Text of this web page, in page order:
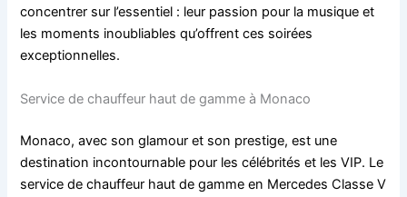
concentrer sur l’essentiel : leur passion pour la musique et
les moments inoubliables qu’offrent ces soirées
exceptionnelles.
Service de chauffeur haut de gamme à Monaco
Monaco, avec son glamour et son prestige, est une
destination incontournable pour les célébrités et les VIP. Le
service de chauffeur haut de gamme en Mercedes Classe V